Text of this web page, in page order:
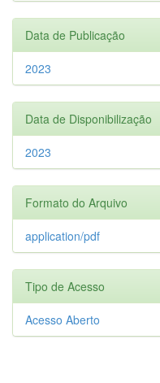
Data de Publicação
2023
Data de Disponibilização
2023
Formato do Arquivo
application/pdf
Tipo de Acesso
Acesso Aberto